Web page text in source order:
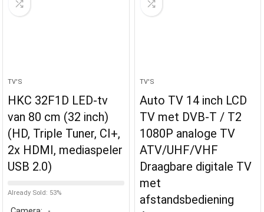
TV'S
HKC 32F1D LED-tv
van 80 cm (32 inch)
(HD, Triple Tuner, CI+,
2x HDMI, mediaspeler
USB 2.0)
Already Sold: 53%
TV'S
Auto TV 14 inch LCD
TV met DVB-T / T2
1080P analoge TV
ATV/UHF/VHF
Draagbare digitale TV
met
afstandsbediening